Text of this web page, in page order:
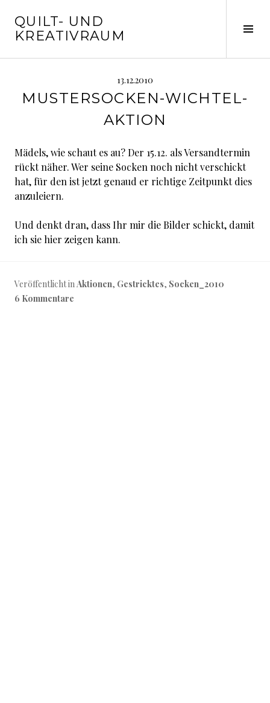
zum
Inhalt
QUILT- UND
KREATIVRAUM
13.12.2010
MUSTERSOCKEN-WICHTEL-
AKTION
Mädels, wie schaut es au? Der 15.12. als Versandtermin
rückt näher. Wer seine Socken noch nicht verschickt
hat, für den ist jetzt genaud er richtige Zeitpunkt dies
anzuleiern.
Und denkt dran, dass Ihr mir die Bilder schickt, damit
ich sie hier zeigen kann.
Veröffentlicht inAktionen, Gestricktes, Socken_2010
6 Kommentare